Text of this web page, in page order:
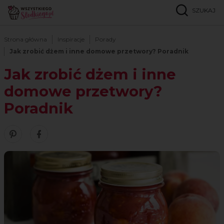
SZUKAJ
Strona główna Inspiracje
Porady
Jak zrobić dżem i inne domowe przetwory? Poradnik
Jak zrobić dżem i inne
domowe przetwory?
Poradnik
Zobacz nasze piny w serwisie Pinterest
Śledź nas na Facebooku